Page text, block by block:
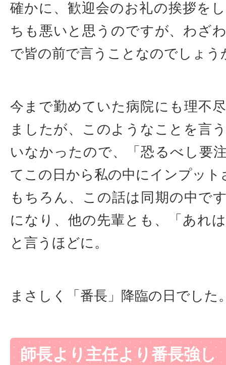
確かに、歓迎会のお礼の挨拶を
ちも悪いと思うのですが、わざ
で皆の前で言うことなのでしょう
今まで勤めていた病院にも理不
ましたが、このようなことを言
いなかったので、「恐るべし要
てこの日から私の中にインプット
もちろん、この話は同期の中で
になり、他の先輩とも、「あれ
と言うほどに。
まさしく「番長」降臨の日でした
師長より主任より番長強し